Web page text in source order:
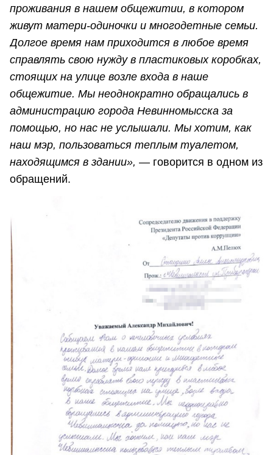
проживания в нашем общежитии, в котором
живут матери-одиночки и многодетные семьи.
Долгое время нам приходится в любое время
справлять свою нужду в пластиковых коробках,
стоящих на улице возле входа в наше
общежитие. Мы неоднократно обращались в
администрацию города Невинномысска за
помощью, но нас не услышали. Мы хотим, как
наш мэр, пользоваться теплым туалетом,
находящимся в здании», — говорится в одном из
обращений.